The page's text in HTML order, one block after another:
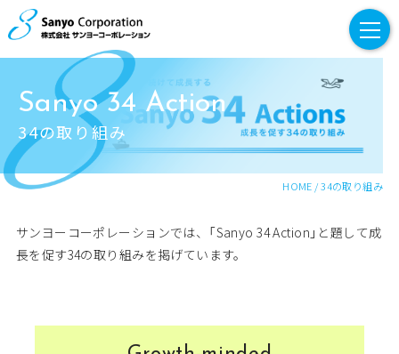
トップ
企業情報
企業理念
代表あいさつ
事業紹介
採用情報・採用コンテンツ
Sanyo 34 Action
34の取り組み
HOME /34の取り組み
サンヨーコーポレーションでは、「Sanyo 34 Action」と題して成
長を促す34の取り組みを掲げています。